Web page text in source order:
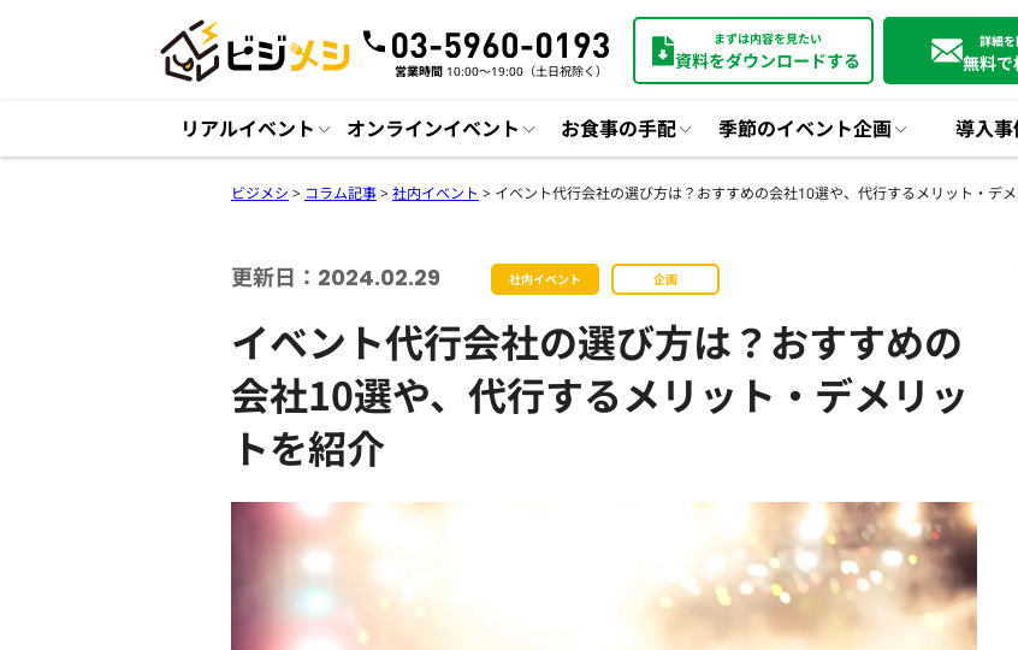
営業時間10:00〜19:00（土日祝除く）
まずは内容を見たい
資料をダウンロードする
詳細
無料で
リアルイベント オンラインイベント お食事の手配 季節のイベント企画 導入事
ビジメシ > コラム記事>社内イベント > イベント代行会社の選び方は？おすすめの会社10選や、代行するメリット・デ
更新日：2024.02.29 社内イベント 企画
イベント代行会社の選び方は？おすすめの
会社10選や、代行するメリット・デメリッ
トを紹介